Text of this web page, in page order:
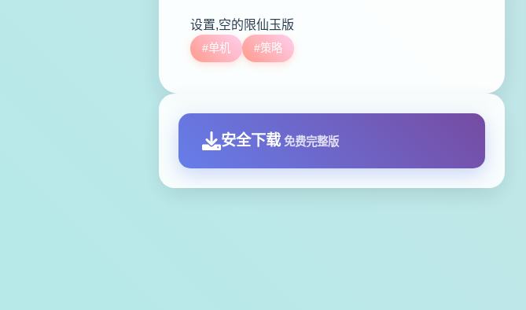
设置,空的限仙玉版
#单机 #策略
安全下载 免费完整版